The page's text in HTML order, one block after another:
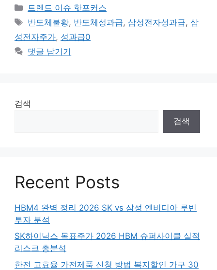
카
테
리
트렌드 이슈 핫포커스
태
그
반도체불황, 반도체성과급, 삼성전자성과급, 삼
성전자주가, 성과급0
댓글 남기기
검색
검색
Recent Posts
HBM4 완벽 정리 2026 SK vs 삼성 엔비디아 루빈
투자 분석
SK하이닉스 목표주가 2026 HBM 슈퍼사이클 실적
리스크 총분석
한전 고효율 가전제품 신청 방법 복지할인 가구 30